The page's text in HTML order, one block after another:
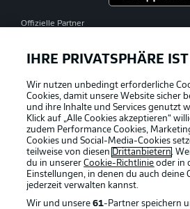
Offizielle Partner
IHRE PRIVATSPHÄRE
Wir nutzen unbedingt erforderliche
Cookies, damit unsere Website sicher
und ihre Inhalte und Services genutzt
Klick auf „Alle Cookies akzeptieren“
zudem Performance Cookies,
Cookies und Social-Media-Cookies
teilweise von diesen Drittanbietern.
du in unsererCookie-Richtlinie oder in
Einstellungen, in denen du auch deine
jederzeit verwalten kannst.
Wir und unsere61-Partner speichern